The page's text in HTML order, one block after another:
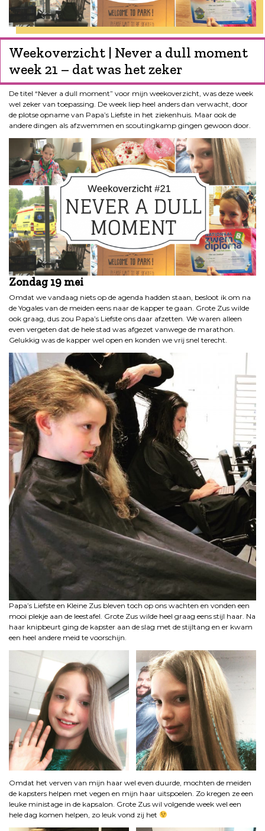
Weekoverzicht | Never a dull moment
week 21 – dat was het zeker
De titel “Never a dull moment” voor mijn weekoverzicht, was deze week
wel zeker van toepassing. De week liep heel anders dan verwacht, door
de plotse opname van Papa’s Liefste in het ziekenhuis. Maar ook de
andere dingen als afzwemmen en scoutingkamp gingen gewoon door.
Zondag 19 mei
Omdat we vandaag niets op de agenda hadden staan, besloot ik om na
de Yogales van de meiden eens naar de kapper te gaan. Grote Zus wilde
ook graag, dus zou Papa’s Liefste ons daar afzetten. We waren alleen
even vergeten dat de hele stad was afgezet vanwege de marathon.
Gelukkig was de kapper wel open en konden we vrij snel terecht.
Papa’s Liefste en Kleine Zus bleven toch op ons wachten en vonden een
mooi plekje aan de leestafel. Grote Zus wilde heel graag eens stijl haar. Na
haar knipbeurt ging de kapster aan de slag met de stijltang en er kwam
een heel andere meid te voorschijn.
Omdat het verven van mijn haar wel even duurde, mochten de meiden
de kapsters helpen met vegen en mijn haar uitspoelen. Zo kregen ze een
leuke ministage in de kapsalon. Grote Zus wil volgende week wel een
hele dag komen helpen, zo leuk vond zij het